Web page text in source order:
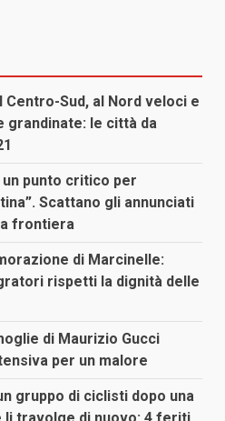
Sud, al Nord veloci e
le città da
un punto critico per
Scattano gli annunciati
frontiera
di Marcinelle:
rispetti la dignità delle
di Maurizio Gucci
per un malore
gruppo di ciclisti dopo una